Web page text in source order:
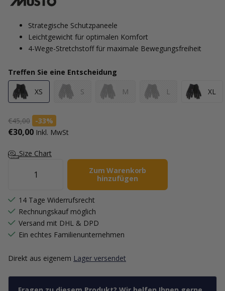
Strategische Schutzpaneele
Leichtgewicht für optimalen Komfort
4-Wege-Stretchstoff für maximale Bewegungsfreiheit
Treffen Sie eine Entscheidung
XS S M L XL
€45,00 -33%
€30,00 Inkl. MwSt
Size Chart
Zum Warenkorb
hinzufügen
14 Tage Widerrufsrecht
Rechnungskauf möglich
Versand mit DHL & DPD
Ein echtes Familienunternehmen
Direkt aus eigenem Lager versendet